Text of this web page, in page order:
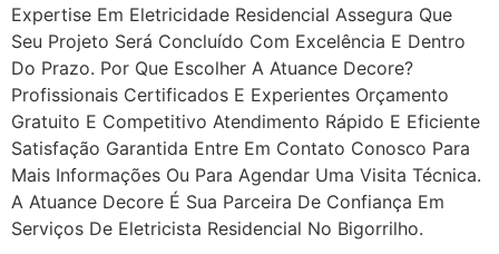
Expertise Em Eletricidade Residencial Assegura Que
Seu Projeto Será Concluído Com Excelência E Dentro
Do Prazo. Por Que Escolher A Atuance Decore?
Profissionais Certificados E Experientes Orçamento
Gratuito E Competitivo Atendimento Rápido E Eficiente
Satisfação Garantida Entre Em Contato Conosco Para
Mais Informações Ou Para Agendar Uma Visita Técnica.
A Atuance Decore É Sua Parceira De Confiança Em
Serviços De Eletricista Residencial No Bigorrilho.